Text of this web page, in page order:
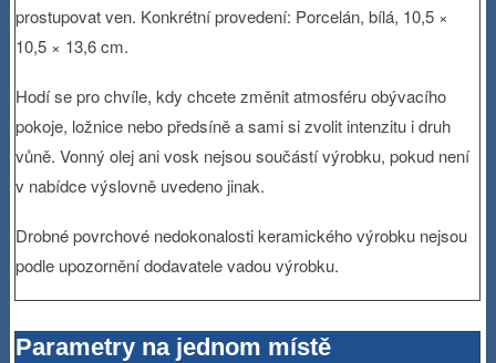
prostupovat ven. Konkrétní provedení: Porcelán, bílá, 10,5 ×
10,5 × 13,6 cm.
Hodí se pro chvíle, kdy chcete změnit atmosféru obývacího
pokoje, ložnice nebo předsíně a sami si zvolit intenzitu i druh
vůně. Vonný olej ani vosk nejsou součástí výrobku, pokud není
v nabídce výslovně uvedeno jinak.
Drobné povrchové nedokonalosti keramického výrobku nejsou
podle upozornění dodavatele vadou výrobku.
Parametry na jednom místě